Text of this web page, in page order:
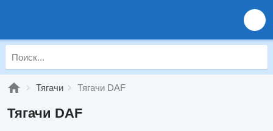
Тягачи Тягачи DAF
Тягачи DAF